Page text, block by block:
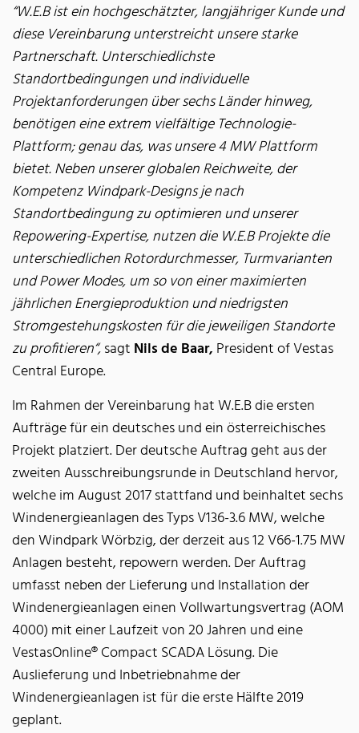
“W.E.B ist ein hochgeschätzter, langjähriger Kunde und
diese Vereinbarung unterstreicht unsere starke
Partnerschaft. Unterschiedlichste
Standortbedingungen und individuelle
Projektanforderungen über sechs Länder hinweg,
benötigen eine extrem vielfältige Technologie-
Plattform; genau das, was unsere 4 MW Plattform
bietet. Neben unserer globalen Reichweite, der
Kompetenz Windpark-Designs je nach
Standortbedingung zu optimieren und unserer
Repowering-Expertise, nutzen die W.E.B Projekte die
unterschiedlichen Rotordurchmesser, Turmvarianten
und Power Modes, um so von einer maximierten
jährlichen Energieproduktion und niedrigsten
Stromgestehungskosten für die jeweiligen Standorte
zu profitieren“,sagt Nils de Baar, President of Vestas
Central Europe.
Im Rahmen der Vereinbarung hat W.E.B die ersten
Aufträge für ein deutsches und ein österreichisches
Projekt platziert. Der deutsche Auftrag geht aus der
zweiten Ausschreibungsrunde in Deutschland hervor,
welche im August 2017 stattfand und beinhaltet sechs
Windenergieanlagen des Typs V136-3.6 MW, welche
den Windpark Wörbzig, der derzeit aus 12 V66-1.75 MW
Anlagen besteht, repowern werden. Der Auftrag
umfasst neben der Lieferung und Installation der
Windenergieanlagen einen Vollwartungsvertrag (AOM
4000) mit einer Laufzeit von 20 Jahren und eine
VestasOnline® Compact SCADA Lösung. Die
Auslieferung und Inbetriebnahme der
Windenergieanlagen ist für die erste Hälfte 2019
geplant.